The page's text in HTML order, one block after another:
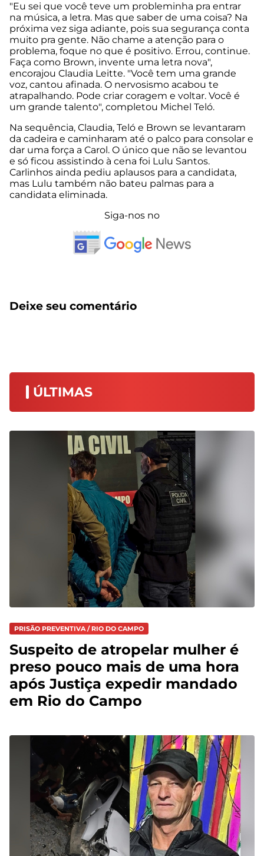
"Eu sei que você teve um probleminha pra entrar
na música, a letra. Mas que saber de uma coisa? Na
próxima vez siga adiante, pois sua segurança conta
muito pra gente. Não chame a atenção para o
problema, foque no que é positivo. Errou, continue.
Faça como Brown, invente uma letra nova",
encorajou Claudia Leitte. "Você tem uma grande
voz, cantou afinada. O nervosismo acabou te
atrapalhando. Pode criar coragem e voltar. Você é
um grande talento", completou Michel Teló.
Na sequência, Claudia, Teló e Brown se levantaram
da cadeira e caminharam até o palco para consolar e
dar uma força a Carol. O único que não se levantou
e só ficou assistindo à cena foi Lulu Santos.
Carlinhos ainda pediu aplausos para a candidata,
mas Lulu também não bateu palmas para a
candidata eliminada.
Siga-nos no
Deixe seu comentário
ÚLTIMAS
PRISÃO PREVENTIVA / RIO DO CAMPO
Suspeito de atropelar mulher é
preso pouco mais de uma hora
após Justiça expedir mandado
em Rio do Campo